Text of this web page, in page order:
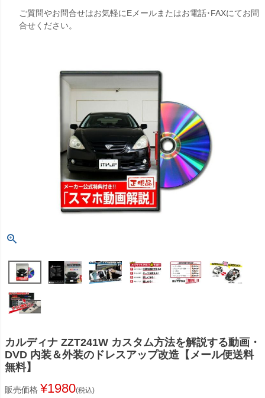
ご質問やお問合せはお気軽にEメールまたはお電話･FAXにてお問
合せください。
カルディナ ZZT241W カスタム方法を解説する動画・
DVD 内装＆外装のドレスアップ改造【メール便送料
無料】
販売価格 ¥1980 税込